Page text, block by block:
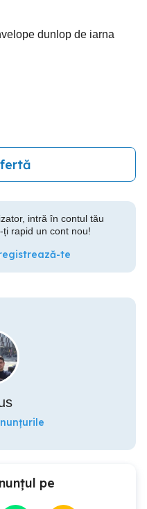
dunlop de iarna
intră în contul tău
rapid un cont nou!
te
pe